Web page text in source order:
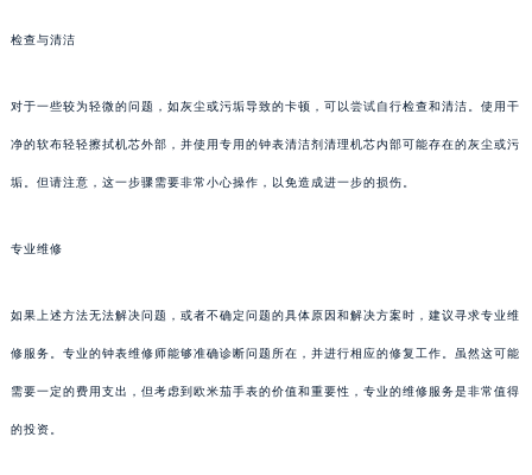
检查与清洁
对于一些较为轻微的问题，如灰尘或污垢导致的卡顿，可以尝试自行检查和清洁。使用干
净的软布轻轻擦拭机芯外部，并使用专用的钟表清洁剂清理机芯内部可能存在的灰尘或污
垢。但请注意，这一步骤需要非常小心操作，以免造成进一步的损伤。
专业维修
如果上述方法无法解决问题，或者不确定问题的具体原因和解决方案时，建议寻求专业维
修服务。专业的钟表维修师能够准确诊断问题所在，并进行相应的修复工作。虽然这可能
需要一定的费用支出，但考虑到欧米茄手表的价值和重要性，专业的维修服务是非常值得
的投资。